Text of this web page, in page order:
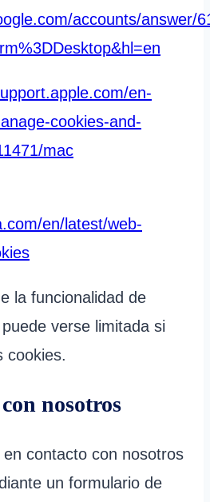
accounts/answer/
en-
cookies-and-
mac
en/latest/web-
la funcionalidad de
verse limitada si
cookies.
nosotros
contacto con nosotros
un formulario de